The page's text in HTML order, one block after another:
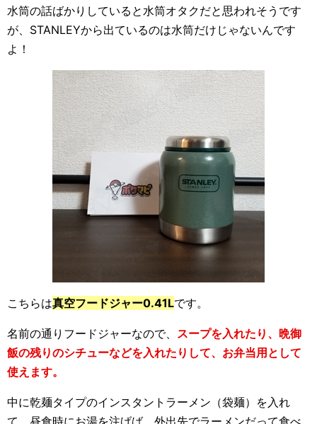
水筒の話ばかりしていると水筒オタクだと思われそうです
が、STANLEYから出ているのは水筒だけじゃないんです
よ！
こちらは真空フードジャー0.41Lです。
名前の通りフードジャーなので、 スープを入れたり、晩御
飯の残りのシチューなどを入れたりして、お弁当用として
使えます。
中に乾麺タイプのインスタントラーメン（袋麺）を入れ
て、昼食時にお湯を注げば、外出先でラーメンだって食べ